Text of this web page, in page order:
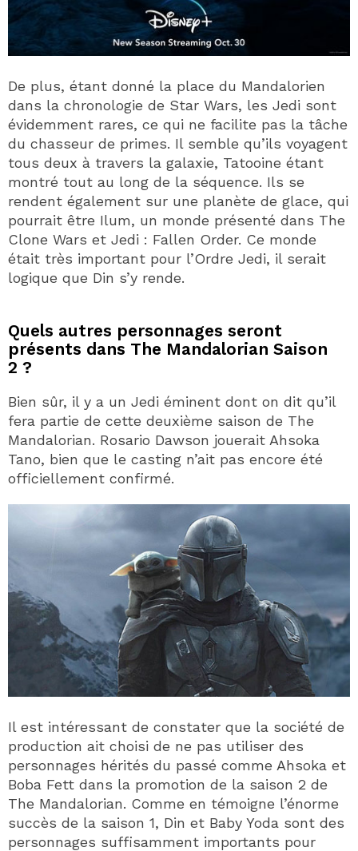
De plus, étant donné la place du Mandalorien
dans la chronologie de Star Wars, les Jedi sont
évidemment rares, ce qui ne facilite pas la tâche
du chasseur de primes. Il semble qu’ils voyagent
tous deux à travers la galaxie, Tatooine étant
montré tout au long de la séquence. Ils se
rendent également sur une planète de glace, qui
pourrait être Ilum, un monde présenté dans The
Clone Wars et Jedi : Fallen Order. Ce monde
était très important pour l’Ordre Jedi, il serait
logique que Din s’y rende.
Quels autres personnages seront
présents dans The Mandalorian Saison
2 ?
Bien sûr, il y a un Jedi éminent dont on dit qu’il
fera partie de cette deuxième saison de The
Mandalorian. Rosario Dawson jouerait Ahsoka
Tano, bien que le casting n’ait pas encore été
officiellement confirmé.
Il est intéressant de constater que la société de
production ait choisi de ne pas utiliser des
personnages hérités du passé comme Ahsoka et
Boba Fett dans la promotion de la saison 2 de
The Mandalorian. Comme en témoigne l’énorme
succès de la saison 1, Din et Baby Yoda sont des
personnages suffisamment importants pour